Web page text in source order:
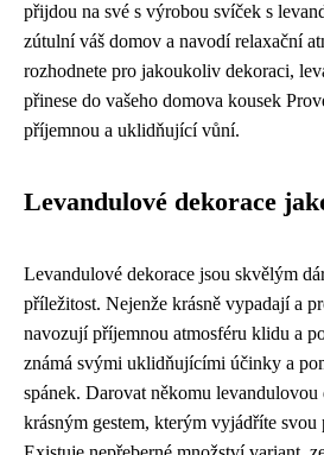
přijdou na své s výrobou svíček s
zútulní váš domov a navodí relaxační
rozhodnete pro jakoukoliv dekoraci,
přinese do vašeho domova kousek
příjemnou a uklidňující vůní.
Levandulové dekorace
Levandulové dekorace jsou skvělým
příležitost. Nejenže krásně vypadají a
navozují příjemnou atmosféru klidu a
známá svými uklidňujícími účinky a
spánek. Darovat někomu
krásným gestem, kterým vyjádříte svou